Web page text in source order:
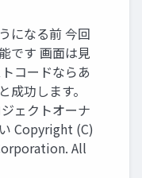
になる前 今回
です 画面は見
コードならあ
成功します。
ェクトオーナ
Copyright (C)
All